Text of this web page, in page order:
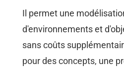
Il permet une
d'environnements et
sans coûts
pour des concepts, une